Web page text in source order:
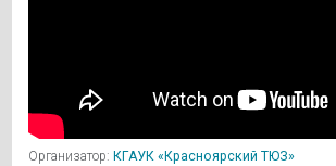
Организатор: КГАУК «Красноярский ТЮЗ»